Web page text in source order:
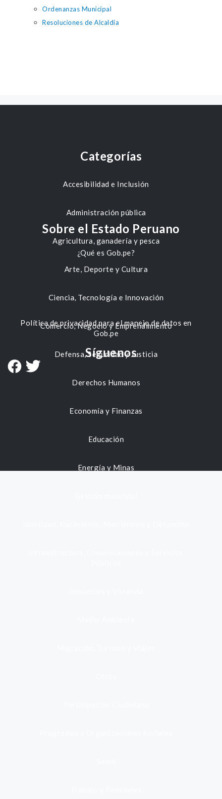
Ordenanzas Municipal
Resoluciones de Alcaldía
Categorías
Accesibilidad e Inclusión
Administración pública
Agricultura, ganadería y pesca
Arte, Deporte y Cultura
Ciencia, Tecnología e Innovación
Comercio, Negocio y Emprendimiento
Defensa, Seguridad y Justicia
Derechos Humanos
Economía y Finanzas
Educación
Energía y Minas
Sobre el Estado Peruano
¿Qué es Gob.pe?
Política de privacidad para el manejo de datos en
Gob.pe
Síguenos